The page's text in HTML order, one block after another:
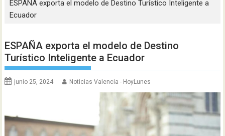
ESPAÑA exporta el modelo de Destino Turístico Inteligente a
Ecuador
ESPAÑA exporta el modelo de Destino
Turístico Inteligente a Ecuador
junio 25, 2024 Noticias Valencia - HoyLunes